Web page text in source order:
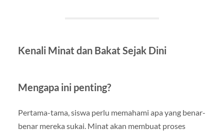
Kenali Minat dan Bakat Sejak Dini
Mengapa ini penting?
Pertama-tama, siswa perlu memahami apa yang benar-
benar mereka sukai. Minat akan membuat proses